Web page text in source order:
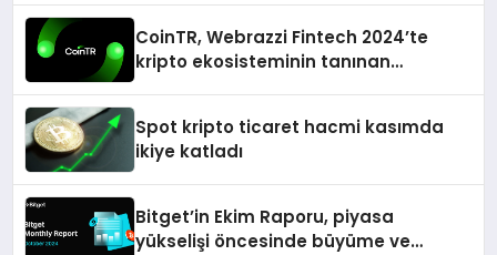
CoinTR, Webrazzi Fintech 2024’te
kripto ekosisteminin tanınan
Spot kripto ticaret hacmi kasımda
ikiye katladı
Bitget’in Ekim Raporu, piyasa
yükselişi öncesinde büyüme ve